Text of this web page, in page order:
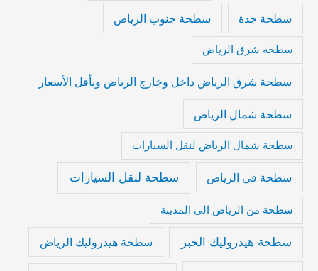
سطحة جدة سطحة جنوب الرياض
سطحة شرق الرياض
سطحة شرق الرياض داخل وخارج الرياض وبأقل الأسعار
سطحة شمال الرياض
سطحة شمال الرياض لنقل السيارات
سطحة في الرياض سطحة لنقل السيارات
سطحة من الرياض الى المدينة
سطحة هيدروليك الخبر سطحة هيدروليك الرياض